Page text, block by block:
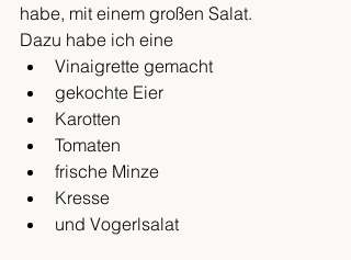
habe, mit einem großen Salat.
Dazu habe ich eine
Vinaigrette gemacht
gekochte Eier
Karotten
Tomaten
frische Minze
Kresse
und Vogerlsalat